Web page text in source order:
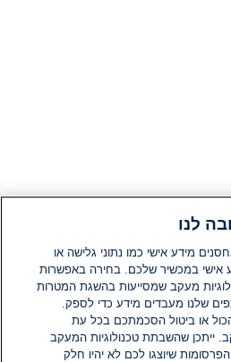
לנו
מידע אישי כמו נתוני גלישה או
אישי במכשיר שלכם. בחירה באפשרות
מעקב שמסייעות בהשגת המטרות
שלנו מעבדים מידע כדי לספק.
או ביטול הסכמתכם בכל עת
ייתכן שהשבתת טכנולוגיות המעקב
שיוצגו לכם לא יהיו חלק